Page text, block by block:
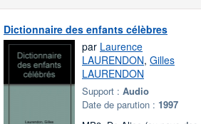
Dictionnaire des enfants célèbres
par Laurence
LAURENDON, Gilles
LAURENDON
Support : Audio
Date de parution : 1997